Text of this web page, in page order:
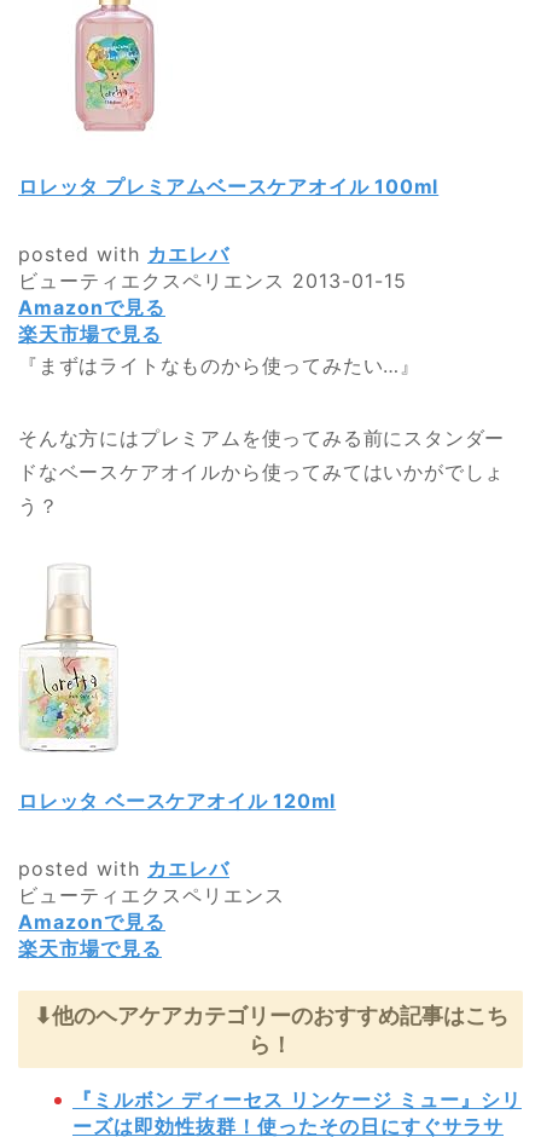
ロレッタ プレミアムベースケアオイル 100ml
posted with カエレバ
ビューティエクスペリエンス 2013-01-15
Amazonで見る
楽天市場で見る
『まずはライトなものから使ってみたい…』
そんな方にはプレミアムを使ってみる前にスタンダー
ドなベースケアオイルから使ってみてはいかがでしょ
う？
ロレッタ ベースケアオイル 120ml
posted with カエレバ
ビューティエクスペリエンス
Amazonで見る
楽天市場で見る
⬇︎他のヘアケアカテゴリーのおすすめ記事はこち
ら！
『ミルボン ディーセス リンケージ ミュー』シリ
ーズは即効性抜群！使ったその日にすぐサラサ